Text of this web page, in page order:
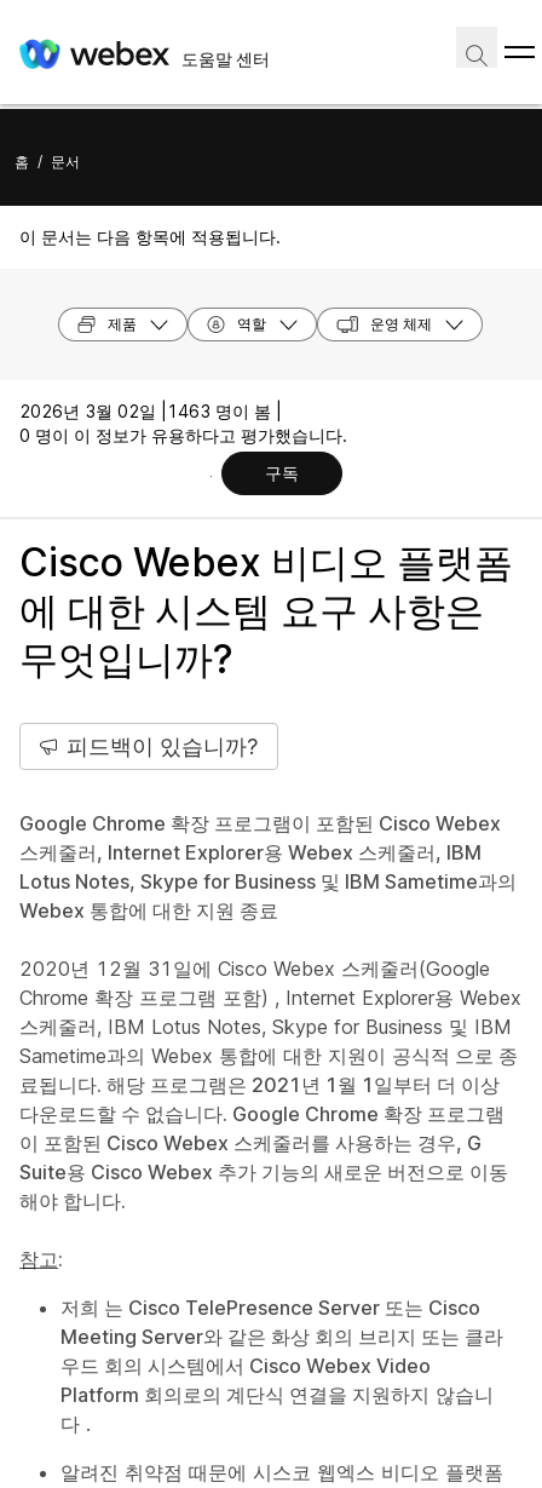
도움말 센터
홈 / 문서
이 문서는 다음 항목에 적용됩니다.
제품 역할 운영 체제
2026년 3월 02일 |
1463 명이 봄 |
0 명이 이 정보가 유용하다고 평가했습니다.
구독
Cisco Webex 비디오 플랫폼
에 대한 시스템 요구 사항은
무엇입니까?
피드백이 있습니까?
Google Chrome 확장 프로그램이 포함된 Cisco Webex
스케줄러, Internet Explorer용 Webex 스케줄러, IBM
Lotus Notes, Skype for Business 및 IBM Sametime과의
Webex 통합에 대한 지원 종료
2020년 12월 31일에 Cisco Webex 스케줄러(Google
Chrome 확장 프로그램 포함) , Internet Explorer용 Webex
스케줄러, IBM Lotus Notes, Skype for Business 및 IBM
Sametime과의 Webex 통합에 대한 지원이 공식적 으로 종
료됩니다. 해당 프로그램은 2021년 1월 1일부터 더 이상
다운로드할 수 없습니다. Google Chrome 확장 프로그램
이 포함된 Cisco Webex 스케줄러를 사용하는 경우, G
Suite용 Cisco Webex 추가 기능의 새로운 버전으로 이동
해야 합니다.
참고:
저희 는 Cisco TelePresence Server 또는 Cisco
Meeting Server와 같은 화상 회의 브리지 또는 클라
우드 회의 시스템에서 Cisco Webex Video
Platform 회의로의 계단식 연결을 지원하지 않습니
다 .
알려진 취약점 때문에 시스코 웹엑스 비디오 플랫폼